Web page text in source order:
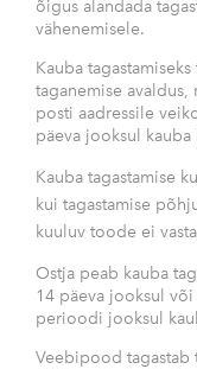
õigus alandada
vähenemisele.
Kauba
taganemise
posti aadressile
päeva jooksul kauba
Kauba tagastamise
kui tagastamise
kuuluv toode ei
Ostja peab kauba
14 päeva jooksul
perioodi jooksul
Veebipood tagastab